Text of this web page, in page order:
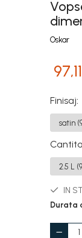
Oskar
Finisaj:
IN
Durata